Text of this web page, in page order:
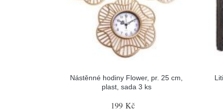
Nástěnné hodiny Flower, pr. 25 cm,
plast, sada 3 ks
199 Kč